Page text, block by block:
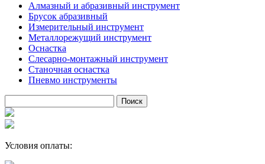
Алмазный и абразивный инструмент
Брусок абразивный
Измерительный инструмент
Металлорежущий инструмент
Оснастка
Слесарно-монтажный инструмент
Станочная оснастка
Пневмо инструменты
Условия оплаты: